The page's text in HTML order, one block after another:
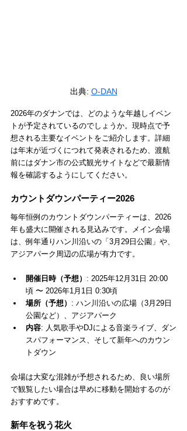
出典: O-DAN
2026年のダナンでは、どのような年越しイベン
トが予定されているのでしょうか。現時点で予
想される主要なイベントをご紹介します。詳細
は年末が近づくにつれて発表されるため、渡航
前にはダナン市の公式観光サイトなどで最新情
報を確認するようにしてください。
カウントダウンパーティー2026
毎年恒例のカウントダウンパーティーは、2026
年も盛大に開催される見込みです。メイン会場
は、例年通りハン川沿いの「3月29日公園」や、
アジアパーク周辺の広場が有力です。
開催日時（予想） : 2025年12月31日 20:00
頃 〜 2026年1月1日 0:30頃
場所（予想） : ハン川沿いの広場（3月29日
公園など）、アジアパーク
内容: 人気歌手やDJによる音楽ライブ、ダン
スパフォーマンス、そして新年へのカウン
トダウン
会場は大変な混雑が予想されるため、良い場所
で観覧したい場合は早めに移動を開始するのが
おすすめです。
新年を祝う花火